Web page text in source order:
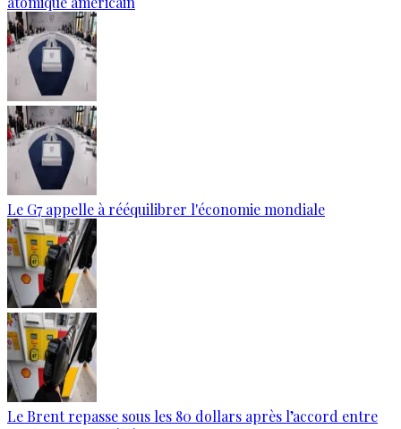
Le G7 appelle à rééquilibrer l'économie mondiale
Le Brent repasse sous les 80 dollars après l’accord entre